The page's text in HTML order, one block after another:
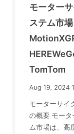
モーター
ステム市
TomTom
Aug 19, 2024
モーターサイ
の概要 モー
ム市場は、高